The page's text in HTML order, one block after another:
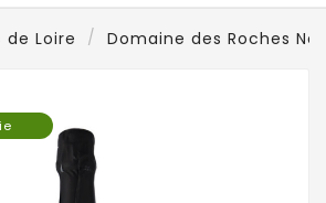
de Loire Domaine des Roches